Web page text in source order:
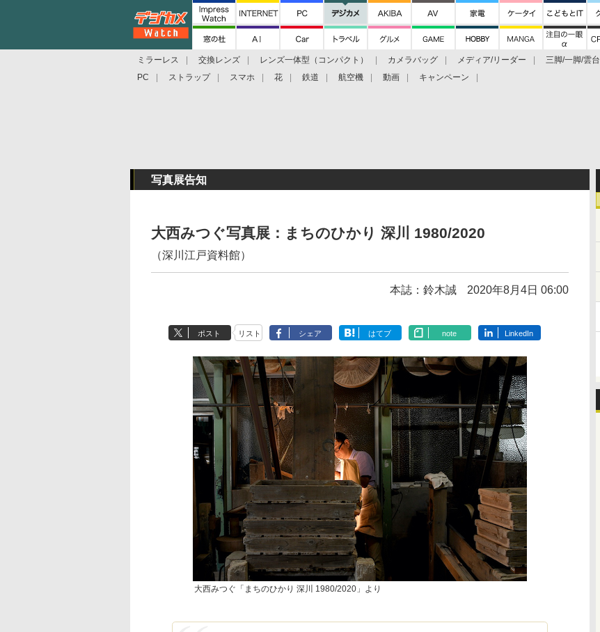
ミラーレス 交換レンズ レンズ一体型（コンパクト） カメラバッグ メディア/リーダー 三脚/一脚/雲台
PC
ストラップ スマホ 花 鉄道 航空機 動画 キャンペーン
写真展告知
大西みつぐ写真展：まちのひかり 深川 1980/2020
（深川江戸資料館）
本誌：鈴木誠 2020年8月4日 06:00
ポスト リスト シェア はてブ note LinkedIn
大西みつぐ「まちのひかり 深川 1980/2020」より